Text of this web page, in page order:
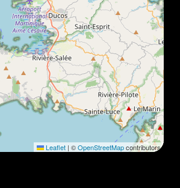
Leaflet | ©OpenStreetMapcontributors